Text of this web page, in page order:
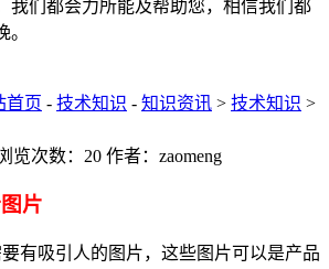
我们都会力所能及帮助您，相信我们都
首页 - 技术知识 - 知识资讯 > 技术知识 >
览次数：20 作者：zaomeng
片
有吸引人的图片，这些图片可以是产品